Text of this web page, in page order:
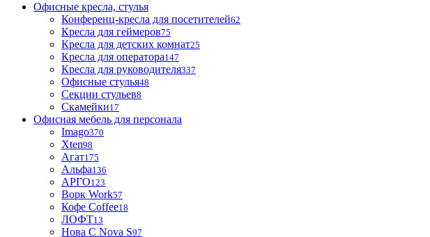
Офисные кресла, стулья
Конференц-кресла для посетителей62
Кресла для геймеров75
Кресла для детских комнат25
Кресла для оператора147
Кресла для руководителя337
Офисные стулья48
Секции стульев8
Скамейки17
Офисная мебель для персонала
Imago370
Xten98
Агат175
Альфа136
АРГО123
Ворк Work57
Кофе Coffee18
ЛОФТ13
Нова С Nova S97